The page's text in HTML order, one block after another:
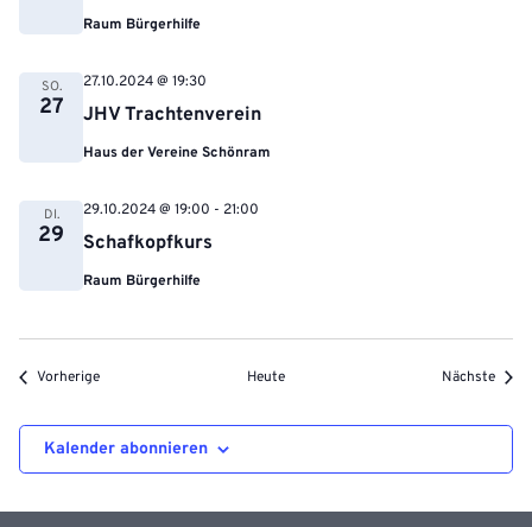
Raum Bürgerhilfe
SO.
27 JHV Trachtenverein
27.10.2024 @ 19:30
Haus der Vereine Schönram
DI.
29 Schafkopfkurs
29.10.2024 @ 19:00 - 21:00
Raum Bürgerhilfe
VorherigeVeranstaltungen Heute Nächste
Kalender abonnieren